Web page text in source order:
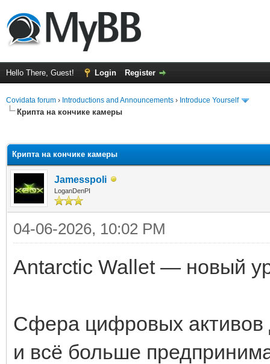
Hello There, Guest! Login Register
Covidata forum › Introductions and Announcements › Introduce Yourself
Крипта на кончике камеры
Крипта на кончике камеры
Jamesspoli
LoganDenPI
04-06-2026, 10:02 PM
Antarctic Wallet — новый
Сфера цифровых активов
и всё больше